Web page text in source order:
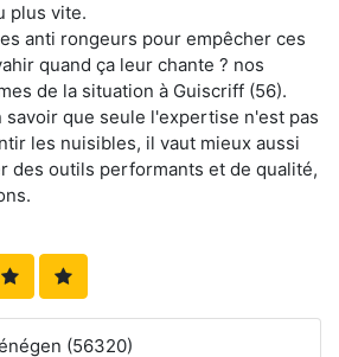
plus vite.
anti rongeurs pour empêcher ces
quand ça leur chante ? nos
de la situation à Guiscriff (56).
savoir que seule l'expertise n'est pas
les nuisibles, il vaut mieux aussi
des outils performants et de qualité,
(56320)